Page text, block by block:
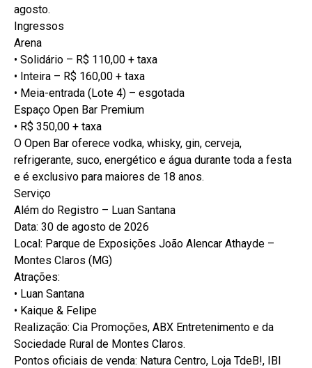
agosto.
Ingressos
Arena
• Solidário – R$ 110,00 + taxa
• Inteira – R$ 160,00 + taxa
• Meia-entrada (Lote 4) – esgotada
Espaço Open Bar Premium
• R$ 350,00 + taxa
O Open Bar oferece vodka, whisky, gin, cerveja,
refrigerante, suco, energético e água durante toda a festa
e é exclusivo para maiores de 18 anos.
Serviço
Além do Registro – Luan Santana
Data: 30 de agosto de 2026
Local: Parque de Exposições João Alencar Athayde –
Montes Claros (MG)
Atrações:
• Luan Santana
• Kaique & Felipe
Realização: Cia Promoções, ABX Entretenimento e da
Sociedade Rural de Montes Claros.
Pontos oficiais de venda: Natura Centro, Loja TdeB!, IBI